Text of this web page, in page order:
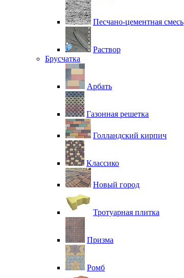
Песчано-цементная смесь
Раствор
Брусчатка
Арбать
Газонная решетка
Голландский кирпич
Классико
Новый город
Тротуарная плитка
Призма
Ромб